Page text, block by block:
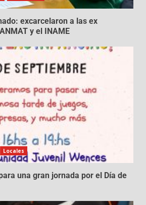
excarcelaron a las ex
y el INAME
Locales
una gran jornada por el Día de